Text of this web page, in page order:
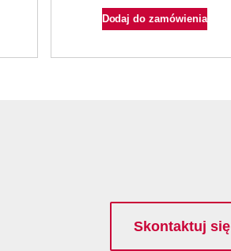
Dodaj do zamówienia
Skontaktuj się